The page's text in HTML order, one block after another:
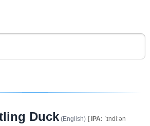
Duck(English) [IPA: ˈɪndiːən